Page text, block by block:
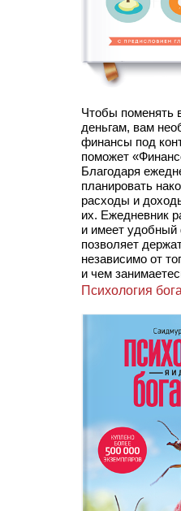
Чтобы поменять
деньгам, вам
финансы под
поможет
Благодаря
планировать
расходы и
их. Ежедневник
и имеет удобный
позволяет
независимо от
и чем
Психология